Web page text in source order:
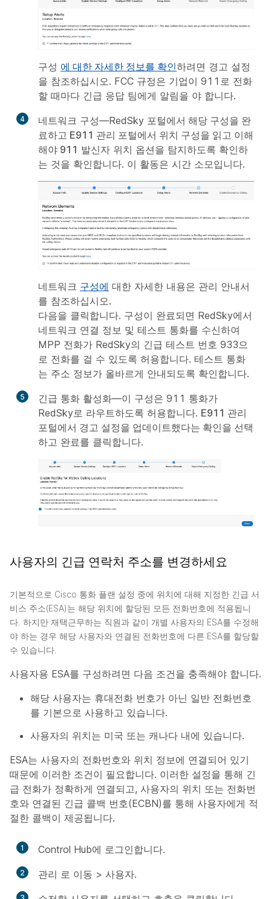
구성 에 대한 자세한 정보를 확인하려면 경고 설정
을 참조하십시오. FCC 규정은 기업이 911로 전화
할 때마다 긴급 응답 팀에게 알림을 야 합니다.
4 네트워크 구성—RedSky 포털에서 해당 구성을 완
료하고 E911 관리 포털에서 위치 구성을 읽고 이해
해야 911 발신자 위치 옵션을 탐지하도록 확인하
는 것을 확인합니다. 이 활동은 시간 소모입니다.
네트워크 구성에 대한 자세한 내용은 관리 안내서
를 참조하십시오.
다음을 클릭합니다. 구성이 완료되면 RedSky에서
네트워크 연결 정보 및 테스트 통화를 수신하여
MPP 전화가 RedSky의 긴급 테스트 번호 933으
로 전화를 걸 수 있도록 허용합니다. 테스트 통화
는 주소 정보가 올바르게 안내되도록 확인합니다.
5
긴급 통화 활성화—이 구성은 911 통화가
RedSky로 라우트하도록 허용합니다. E911 관리
포털에서 경고 설정을 업데이트했다는 확인을 선택
하고 완료를 클릭합니다.
사용자의 긴급 연락처 주소를 변경하세요
기본적으로 Cisco 통화 플랜 설정 중에 위치에 대해 지정한 긴급 서
비스 주소(ESA)는 해당 위치에 할당된 모든 전화번호에 적용됩니
다. 하지만 재택근무하는 직원과 같이 개별 사용자의 ESA를 수정해
야 하는 경우 해당 사용자와 연결된 전화번호에 다른 ESA를 할당할
수 있습니다.
사용자용 ESA를 구성하려면 다음 조건을 충족해야 합니다.
해당 사용자는 휴대전화 번호가 아닌 일반 전화번호
를 기본으로 사용하고 있습니다.
사용자의 위치는 미국 또는 캐나다 내에 있습니다.
ESA는 사용자의 전화번호와 위치 정보에 연결되어 있기
때문에 이러한 조건이 필요합니다. 이러한 설정을 통해 긴
급 전화가 정확하게 연결되고, 사용자의 위치 또는 전화번
호와 연결된 긴급 콜백 번호(ECBN)를 통해 사용자에게 적
절한 콜백이 제공됩니다.
1 Control Hub에 로그인합니다.
2 관리 로 이동 > 사용자.